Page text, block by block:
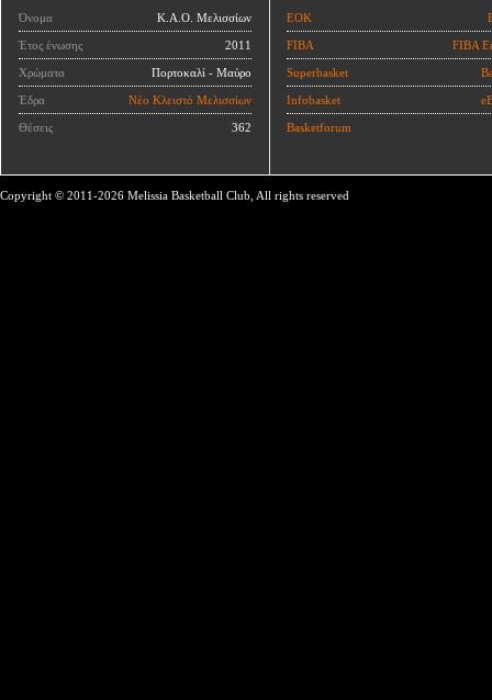
Όνομα Κ.Α.Ο. Μελισσίων
Έτος ένωσης 2011
Χρώματα Πορτοκαλί - Μαύρο
Έδρα Νέο Κλειστό Μελισσίων
Θέσεις 362
ΕΟΚ
FIBA FIBA
Superbasket
Infobasket
Basketforum
Copyright © 2011-2026 Melissia Basketball Club, All rights reserved